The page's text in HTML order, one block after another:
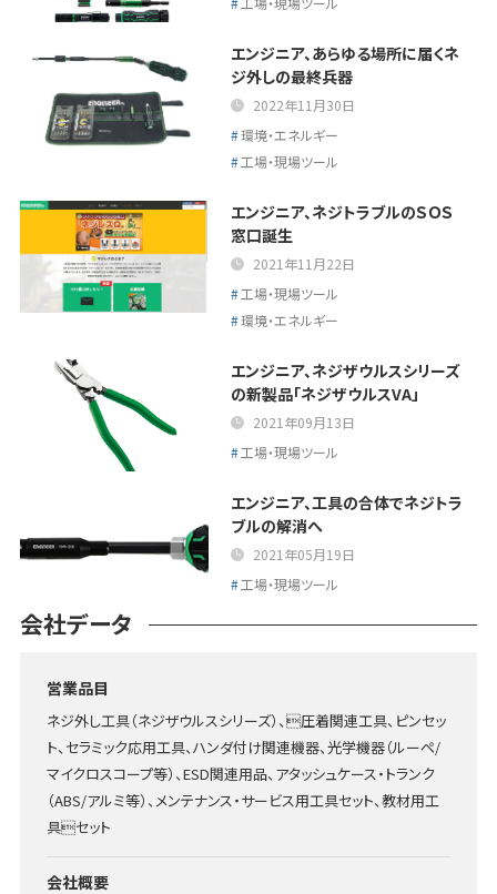
エンジニア、あらゆる場所に届くネ
ジ外しの最終兵器
2022年11月30日
環境・エネルギー
工場・現場ツール
エンジニア、ネジトラブルのＳＯＳ
窓口誕生
2021年11月22日
工場・現場ツール
環境・エネルギー
エンジニア、ネジザウルスシリーズ
の新製品「ネジザウルスVA」
2021年09月13日
工場・現場ツール
エンジニア、工具の合体でネジトラ
ブルの解消へ
2021年05月19日
工場・現場ツール
会社データ
営業品目
ネジ外し工具（ネジザウルスシリーズ）、圧着関連工具、ピンセッ
ト、セラミック応用工具、ハンダ付け関連機器、光学機器（ルーペ/
マイクロスコープ等）、ESD関連用品、アタッシュケース・トランク
（ABS/アルミ等）、メンテナンス・サービス用工具セット、教材用工
具セット
会社概要